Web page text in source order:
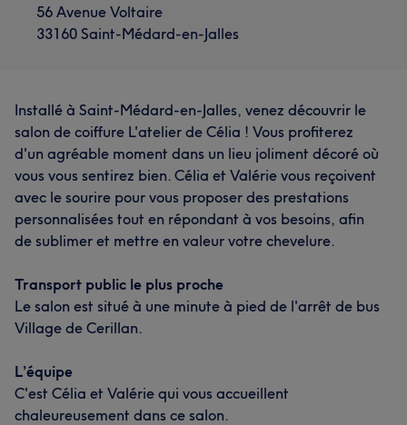
56 Avenue Voltaire
33160 Saint-Médard-en-Jalles
Installé à Saint-Médard-en-Jalles, venez découvrir le
salon de coiffure L'atelier de Célia ! Vous profiterez
d'un agréable moment dans un lieu joliment décoré où
vous vous sentirez bien. Célia et Valérie vous reçoivent
avec le sourire pour vous proposer des prestations
personnalisées tout en répondant à vos besoins, afin
de sublimer et mettre en valeur votre chevelure.
Transport public le plus proche
Le salon est situé à une minute à pied de l'arrêt de bus
Village de Cerillan.
L’équipe
C'est Célia et Valérie qui vous accueillent
chaleureusement dans ce salon.